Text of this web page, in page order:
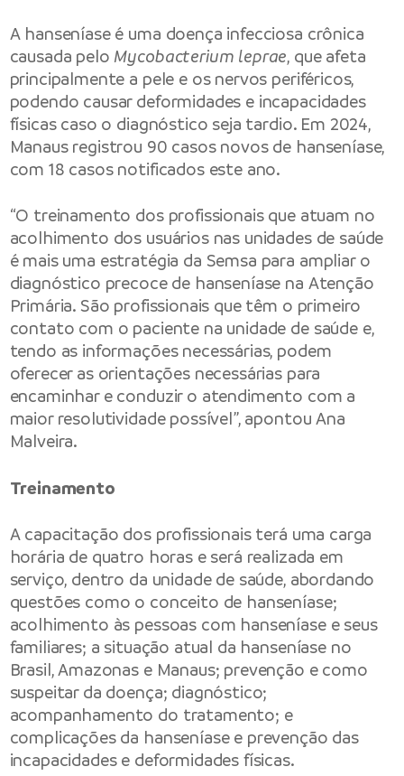
A hanseníase é uma doença infecciosa crônica
causada pelo Mycobacterium leprae, que afeta
principalmente a pele e os nervos periféricos,
podendo causar deformidades e incapacidades
físicas caso o diagnóstico seja tardio. Em 2024,
Manaus registrou 90 casos novos de hanseníase,
com 18 casos notificados este ano.
“O treinamento dos profissionais que atuam no
acolhimento dos usuários nas unidades de saúde
é mais uma estratégia da Semsa para ampliar o
diagnóstico precoce de hanseníase na Atenção
Primária. São profissionais que têm o primeiro
contato com o paciente na unidade de saúde e,
tendo as informações necessárias, podem
oferecer as orientações necessárias para
encaminhar e conduzir o atendimento com a
maior resolutividade possível”, apontou Ana
Malveira.
Treinamento
A capacitação dos profissionais terá uma carga
horária de quatro horas e será realizada em
serviço, dentro da unidade de saúde, abordando
questões como o conceito de hanseníase;
acolhimento às pessoas com hanseníase e seus
familiares; a situação atual da hanseníase no
Brasil, Amazonas e Manaus; prevenção e como
suspeitar da doença; diagnóstico;
acompanhamento do tratamento; e
complicações da hanseníase e prevenção das
incapacidades e deformidades físicas.